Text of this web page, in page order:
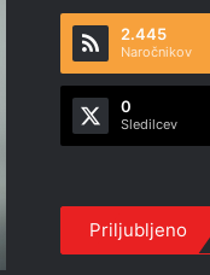
2.445
Naročnikov
0
Sledilcev
Priljubljeno